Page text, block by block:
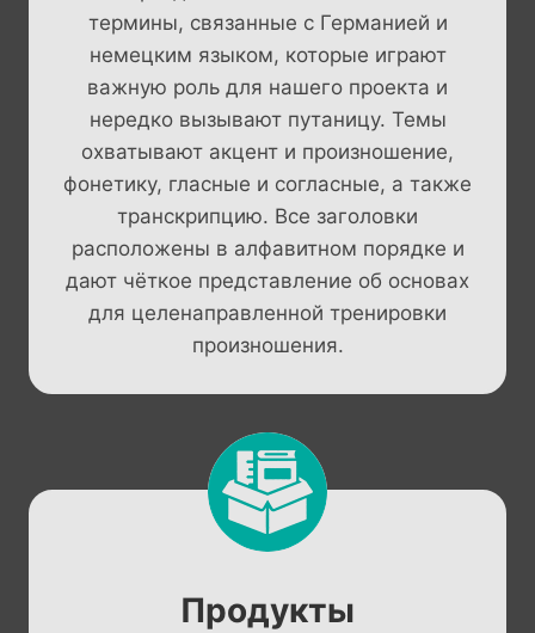
термины, связанные с Германией и
немецким языком, которые играют
важную роль для нашего проекта и
нередко вызывают путаницу. Темы
охватывают акцент и произношение,
фонетику, гласные и согласные, а также
транскрипцию. Все заголовки
расположены в алфавитном порядке и
дают чёткое представление об основах
для целенаправленной тренировки
произношения.
Продукты